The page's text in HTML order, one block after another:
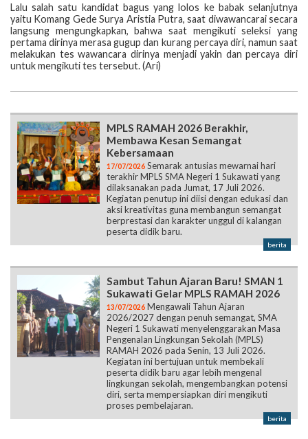
Lalu salah satu kandidat bagus yang lolos ke babak selanjutnya
yaitu Komang Gede Surya Aristia Putra, saat diwawancarai secara
langsung mengungkapkan, bahwa saat mengikuti seleksi yang
pertama dirinya merasa gugup dan kurang percaya diri, namun saat
melakukan tes wawancara dirinya menjadi yakin dan percaya diri
untuk mengikuti tes tersebut. (Ari)
MPLS RAMAH 2026 Berakhir,
Membawa Kesan Semangat
Kebersamaan
17/07/2026 Semarak antusias mewarnai hari
terakhir MPLS SMA Negeri 1 Sukawati yang
dilaksanakan pada Jumat, 17 Juli 2026.
Kegiatan penutup ini diisi dengan edukasi dan
aksi kreativitas guna membangun semangat
berprestasi dan karakter unggul di kalangan
peserta didik baru.
berita
Sambut Tahun Ajaran Baru! SMAN 1
Sukawati Gelar MPLS RAMAH 2026
13/07/2026 Mengawali Tahun Ajaran
2026/2027 dengan penuh semangat, SMA
Negeri 1 Sukawati menyelenggarakan Masa
Pengenalan Lingkungan Sekolah (MPLS)
RAMAH 2026 pada Senin, 13 Juli 2026.
Kegiatan ini bertujuan untuk membekali
peserta didik baru agar lebih mengenal
lingkungan sekolah, mengembangkan potensi
diri, serta mempersiapkan diri mengikuti
proses pembelajaran.
berita